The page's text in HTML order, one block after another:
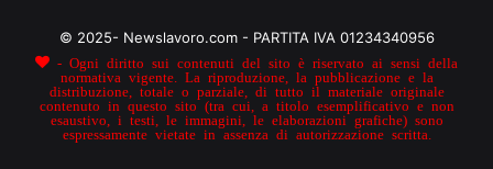
© 2025- Newslavoro.com - PARTITA IVA 01234340956
- Ogni diritto sui contenuti del sito è riservato ai sensi della
normativa vigente. La riproduzione, la pubblicazione e la
distribuzione, totale o parziale, di tutto il materiale originale
contenuto in questo sito (tra cui, a titolo esemplificativo e non
esaustivo, i testi, le immagini, le elaborazioni grafiche) sono
espressamente vietate in assenza di autorizzazione scritta.